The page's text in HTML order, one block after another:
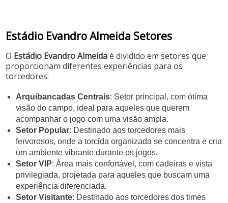
Estádio Evandro Almeida Setores
O Estádio Evandro Almeidaé dividido em setores que
proporcionam diferentes experiências para os
torcedores:
Arquibancadas Centrais: Setor principal, com ótima
visão do campo, ideal para aqueles que querem
acompanhar o jogo com uma visão ampla.
Setor Popular: Destinado aos torcedores mais
fervorosos, onde a torcida organizada se concentra e cria
um ambiente vibrante durante os jogos.
Setor VIP: Área mais confortável, com cadeiras e vista
privilegiada, projetada para aqueles que buscam uma
experiência diferenciada.
Setor Visitante: Destinado aos torcedores dos times